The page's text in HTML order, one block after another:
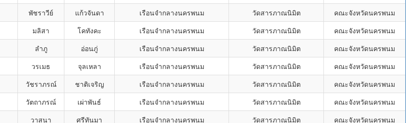
พัชราวีย์ แก้วจันดา เรือนจำกลางนครพนม วัดสารภาณนิมิต
คณะจังหวัดนครพนม
มลิสา โคทังคะ เรือนจำกลางนครพนม วัดสารภาณนิมิต
คณะจังหวัดนครพนม
ลำภู อ่อนภู่ เรือนจำกลางนครพนม วัดสารภาณนิมิต
คณะจังหวัดนครพนม
วรเมธ จุลเหลา เรือนจำกลางนครพนม วัดสารภาณนิมิต
คณะจังหวัดนครพนม
วัชราภรณ์ ชาติเจริญ เรือนจำกลางนครพนม วัดสารภาณนิมิต
คณะจังหวัดนครพนม
วัตถาภรณ์ เผ่าพันธ์ เรือนจำกลางนครพนม วัดสารภาณนิมิต
คณะจังหวัดนครพนม
วาสนา ศรีทันมา เรือนจำกลางนครพนม วัดสารภาณนิมิต
คณะจังหวัดนครพนม